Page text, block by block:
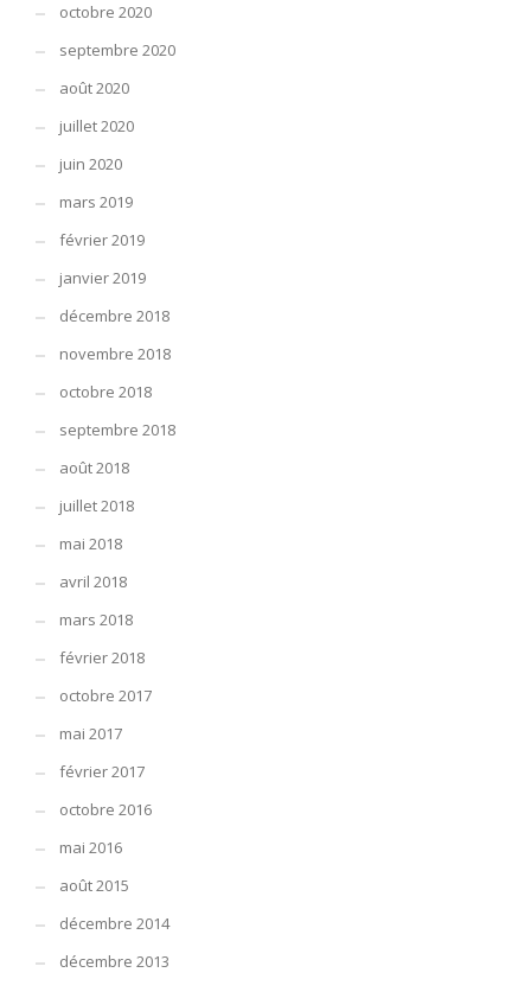
octobre 2020
septembre 2020
août 2020
juillet 2020
juin 2020
mars 2019
février 2019
janvier 2019
décembre 2018
novembre 2018
octobre 2018
septembre 2018
août 2018
juillet 2018
mai 2018
avril 2018
mars 2018
février 2018
octobre 2017
mai 2017
février 2017
octobre 2016
mai 2016
août 2015
décembre 2014
décembre 2013